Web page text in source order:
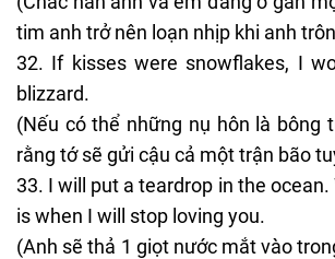
tim anh trở nên loạn nhịp khi anh
If kisses were snowflakes, I
blizzard.
(Nếu có thể những nụ hôn là bông
rằng tớ sẽ gửi cậu cả một trận bão
I will put a teardrop in the
is when I will stop loving you.
(Anh sẽ thả 1 giọt nước mắt vào